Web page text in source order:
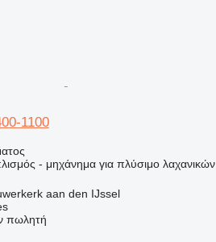
1100
- μηχάνημα για πλύσιμο λαχανικών
aan den IJssel
πωλητή